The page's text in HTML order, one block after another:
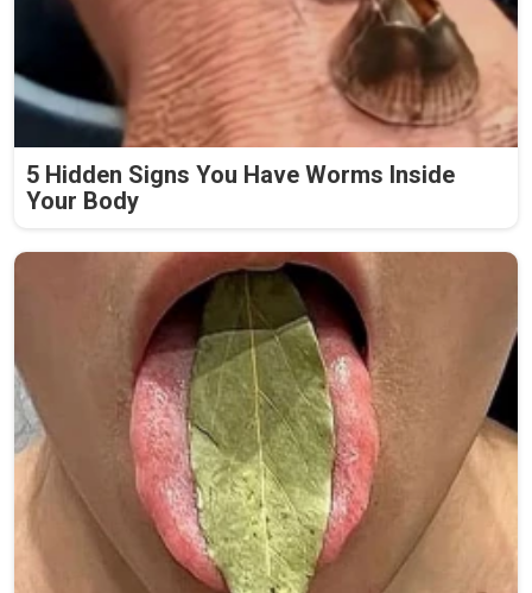
5 Hidden Signs You Have Worms Inside
Your Body